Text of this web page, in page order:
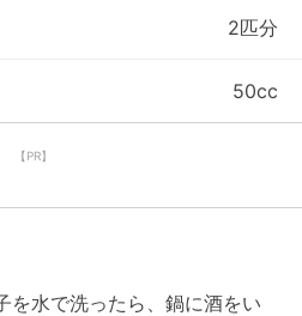
2匹分
50cc
【PR】
を水で洗ったら、鍋に酒をい